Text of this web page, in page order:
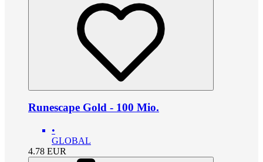
Runescape Gold - 100 Mio.
•
GLOBAL
4.78 EUR